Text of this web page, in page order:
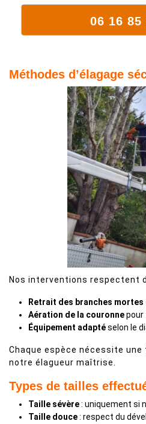
06 16 85
Méthodes d’élagage
Nos interventions respectent
Retrait des branches
Aération de la couronnepour
Équipement adaptéselon le
Chaque espèce nécessite
notre élagueur maîtrise.
Types de tailles
Taille sévère: uniquement si
Taille douce: respect du